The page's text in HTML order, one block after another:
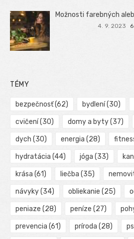
Možnosti farebných
4. 9. 2023
TÉMY
bezpečnosť(62) bydlení(30)
cvičení(30) domy a byty(37)
dych (30) energia (28)
hydratácia (44) jóga (33)
krása (61) liečba (35)
návyky(34) obliekanie (25)
peniaze (28) peníze (27)
prevencia (61) príroda (28)